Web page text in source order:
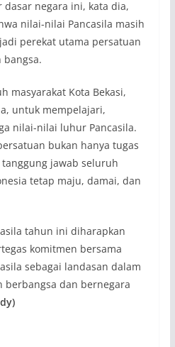
negara ini, kata dia,
nilai-nilai Pancasila masih
perekat utama persatuan
bangsa.
masyarakat Kota Bekasi,
untuk mempelajari,
nilai-nilai luhur Pancasila.
bukan hanya tugas
jawab seluruh
tetap maju, damai, dan
tahun ini diharapkan
komitmen bersama
sebagai landasan dalam
berbangsa dan bernegara